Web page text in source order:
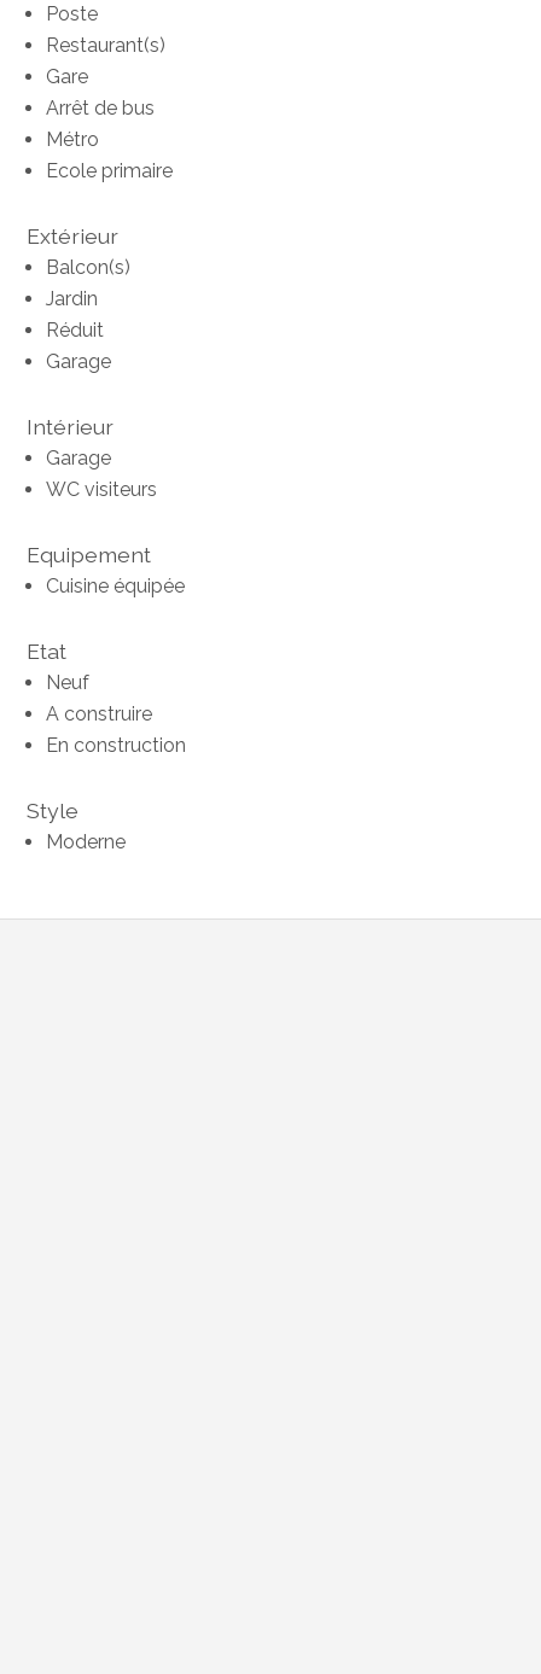
Poste
Restaurant(s)
Gare
Arrêt de bus
Métro
Ecole primaire
Extérieur
Balcon(s)
Jardin
Réduit
Garage
Intérieur
Garage
WC visiteurs
Equipement
Cuisine équipée
Etat
Neuf
A construire
En construction
Style
Moderne